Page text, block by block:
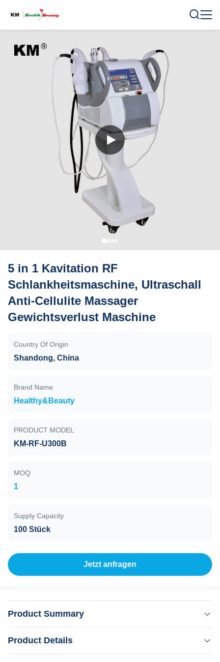
5 in 1 Kavitation RF
Schlankheitsmaschine, Ultraschall
Anti-Cellulite Massager
Gewichtsverlust Maschine
Country Of Origin
Shandong, China
Brand Name
Healthy&Beauty
PRODUCT MODEL
KM-RF-U300B
MOQ
1
Supply Capacity
100 Stück
Jetzt anfragen
Product Summary
Product Details